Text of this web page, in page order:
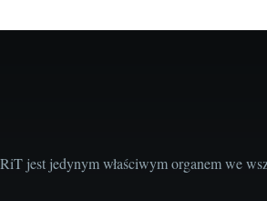
jest jedynym właściwym organem we